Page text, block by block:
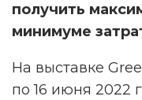
получить
минимуме
На выставке
по 16 июня 2022